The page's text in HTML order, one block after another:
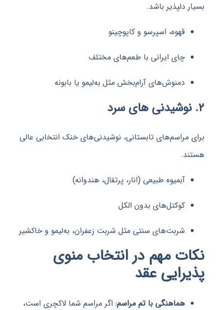
دلپذیر باشد.
قهوه، اسپرسو و کاپوچینو
چای ایرانی با طعم‌های مختلف
دمنوش‌های آرام‌بخش مثل به‌لیمو یا بابونه
تابستانی، نوشیدنی‌های خنک انتخابی عالی
آبمیوه طبیعی (انار، پرتقال، هندوانه)
کوکتل‌های بدون الکل
شربت‌های سنتی مثل شربت زعفران، به‌لیمو و خاکشیر
مهم در انتخاب منوی
عقد
هماهنگی با تم مراسم:اگر مراسم شما لاکچری است،